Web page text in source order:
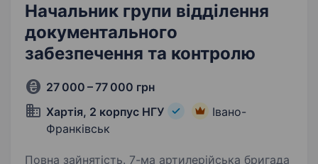
Начальник групи відділення
документального
забезпечення та контролю
27 000 – 77 000 грн
Хартія, 2 корпус НГУ
Івано-
Франківськ
Повна зайнятість. 7-ма артилерійська бригада